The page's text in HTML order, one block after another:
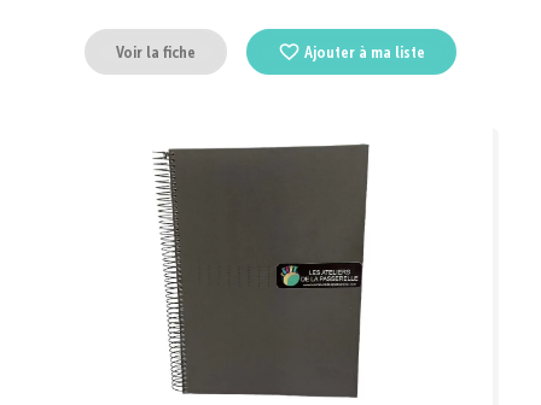
Voir la fiche Ajouter à ma liste